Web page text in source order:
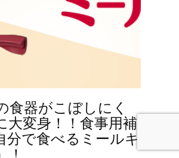
食器がこぼしにく
大変身！！食事用補
分で食べるミールキ
！